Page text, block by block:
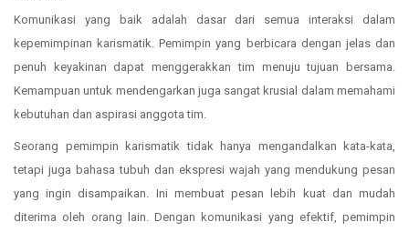
Komunikasi yang baik adalah dasar dari semua interaksi dalam
kepemimpinan karismatik. Pemimpin yang berbicara dengan jelas dan
penuh keyakinan dapat menggerakkan tim menuju tujuan bersama.
Kemampuan untuk mendengarkan juga sangat krusial dalam memahami
kebutuhan dan aspirasi anggota tim.
Seorang pemimpin karismatik tidak hanya mengandalkan kata-kata,
tetapi juga bahasa tubuh dan ekspresi wajah yang mendukung pesan
yang ingin disampaikan. Ini membuat pesan lebih kuat dan mudah
diterima oleh orang lain. Dengan komunikasi yang efektif, pemimpin